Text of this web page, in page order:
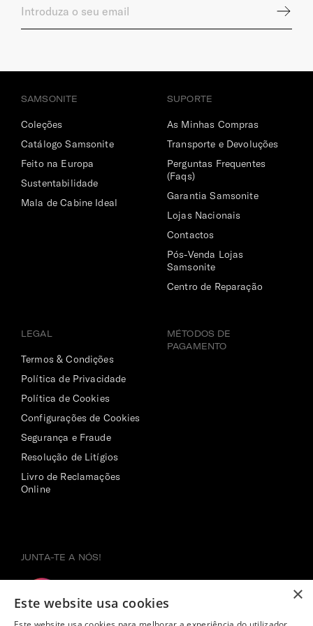
INTERIOR
Dimensões Ecrã | Tablet
Compartimento Principal
Com organização ampla.
SAMSONITE
Coleções
Catálogo Samsonite
Feito na Europa
Sustentabilidade
Mala de Cabine Ideal
SUPORTE
As Minhas Compras
Transporte e Devoluções
Perguntas Frequentes
(Faqs)
Garantia Samsonite
Lojas Nacionais
Contactos
Pós-Venda Lojas
Samsonite
Centro de Reparação
LEGAL
Termos & Condições
Política de Privacidade
Política de Cookies
Configurações de Cookies
Segurança e Fraude
Resolução de Litígios
Livro de Reclamações
Online
MÉTODOS DE
PAGAMENTO
JUNTA-TE A NÓS!
×
Este website usa cookies